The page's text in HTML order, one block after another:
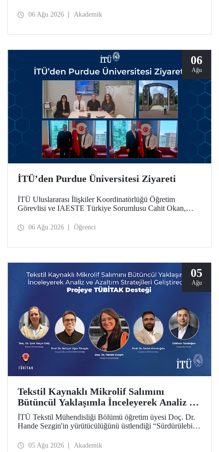
ilgili fakülte ve birimler adaylara bilgi vermeye devam
06 Ağu 2026 Akademik
06
Ağu
İTÜ’den Purdue Üniversitesi Ziyareti
İTÜ Uluslararası İlişkiler Koordinatörlüğü Öğretim
Görevlisi ve IAESTE Türkiye Sorumlusu Cahit Okan,
Temmuz tarihlerinde ABD’de dünyanın önde gelen
06 Ağu 2026 Öğrenci
05
Ağu
Tekstil Kaynaklı Mikrolif Salımını
Bütüncül Yaklaşımla İnceleyerek Analiz ve
Azaltım Stratejileri Geliştirecek Projeye
TÜBİTAK Desteği
İTÜ Tekstil Mühendisliği Bölümü öğretim üyesi Doç. Dr.
Hande Sezgin'in yürütücülüğünü üstlendiği “Sürdürülebilir
Koşullarına Bağlı Mikrolif Salımı: Aşınma, UV Maruziyeti
05 Ağu 2026 Akademik